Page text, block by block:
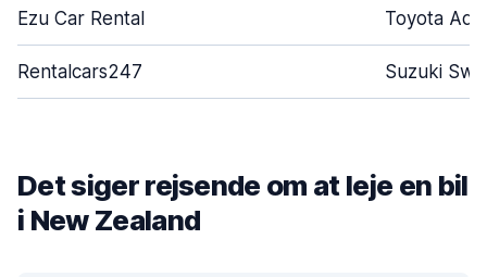
Ezu Car Rental Toyota
Rentalcars247 Suzuki
Det siger rejsende om at leje en bil
i New Zealand